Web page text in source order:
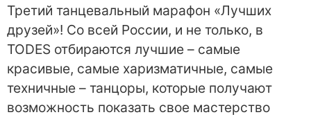
Третий танцевальный марафон «Лучших
друзей»! Со всей России, и не только, в
TODES отбираются лучшие – самые
красивые, самые харизматичные, самые
техничные – танцоры, которые получают
возможность показать свое мастерство